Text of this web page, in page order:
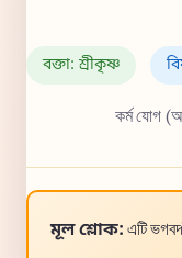
বক্তা: শ্রীকৃষ্ণ
কর্ম যোগ
মূল শ্লোক: এটি